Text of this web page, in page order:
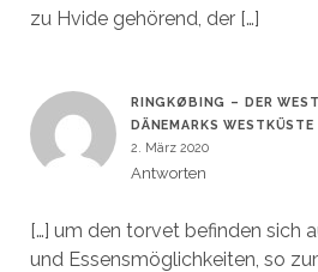
zu Hvide gehörend, der […]
RINGKØBING – DER
DÄNEMARKS WESTKÜSTE
2. März 2020
Antworten
[…] um den torvet befinden sich
und Essensmöglichkeiten, so